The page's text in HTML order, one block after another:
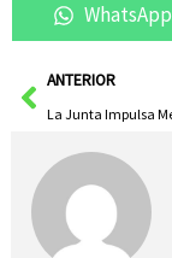
WhatsApp
AntANTERIOR